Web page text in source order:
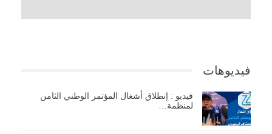
فيديوهات
فيديو : إنطلاق أشغال المؤتمر الوطني الثامن
لمنظمة…